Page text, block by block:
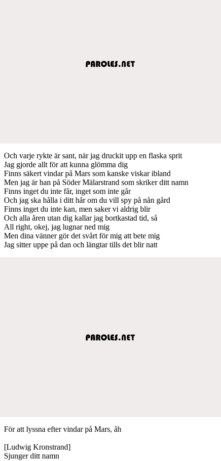
Och varje rykte är sant, när jag druckit upp en flaska sprit
Jag gjorde allt för att kunna glömma dig
Finns säkert vindar på Mars som kanske viskar ibland
Men jag är han på Söder Mälarstrand som skriker ditt namn
Finns inget du inte får, inget som inte går
Och jag ska hålla i ditt hår om du vill spy på nån gård
Finns inget du inte kan, men saker vi aldrig blir
Och alla åren utan dig kallar jag bortkastad tid, så
All right, okej, jag lugnar ned mig
Men dina vänner gör det svårt för mig att bete mig
Jag sitter uppe på dan och längtar tills det blir natt
För att lyssna efter vindar på Mars, åh
[Ludwig Kronstrand]
Sjunger ditt namn